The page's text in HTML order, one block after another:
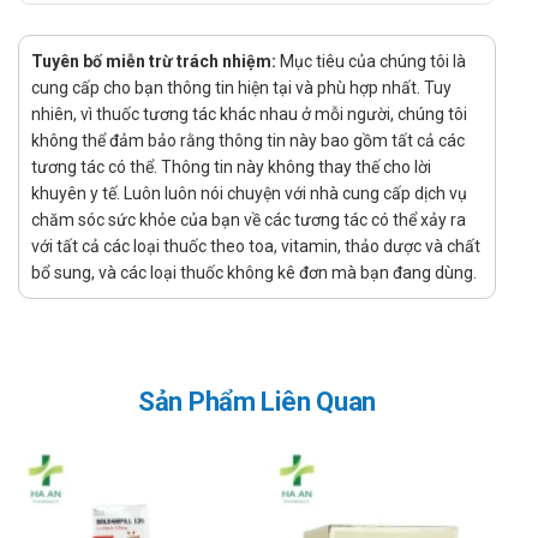
tại gan và các mô chuyển hóa carbohydrate.
Chuyển hóa: Sorbitol được chuyển hóa tại gan
thành fructose thông qua enzym sorbitol
dehydrogenase.
Thải trừ: Phần không được hấp thu sẽ thải trừ qua
phân, phần đã chuyển hóa thải trừ chủ yếu qua
nước tiểu.
Thuốc Sorbitol 5g có tác dụng gì?
Hỗ trợ làm mềm phân và cải thiện tình trạng táo bón chức
đến gan mật.
hóa.
Ai nên sử dụng thuốc này?
Tuyên bố miễn trừ trách nhiệm: Mục tiêu của chúng tôi là
cung cấp cho bạn thông tin hiện tại và phù hợp nhất. Tuy
nhiên, vì thuốc tương tác khác nhau ở mỗi người, chúng tôi
không thể đảm bảo rằng thông tin này bao gồm tất cả các
tương tác có thể. Thông tin này không thay thế cho lời
khuyên y tế. Luôn luôn nói chuyện với nhà cung cấp dịch vụ
chăm sóc sức khỏe của bạn về các tương tác có thể xảy ra
với tất cả các loại thuốc theo toa, vitamin, thảo dược và chất
bổ sung, và các loại thuốc không kê đơn mà bạn đang dùng.
Sản Phẩm Liên Quan